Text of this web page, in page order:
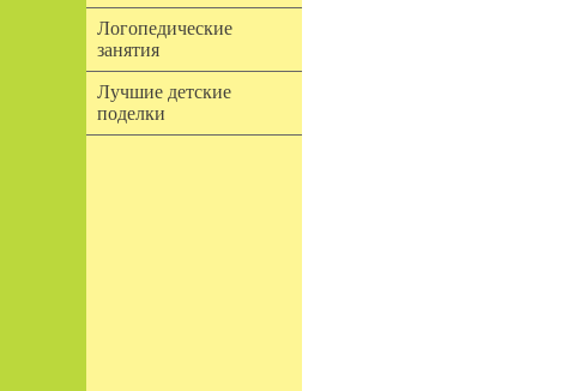
Логопедические
занятия
Лучшие детские
поделки